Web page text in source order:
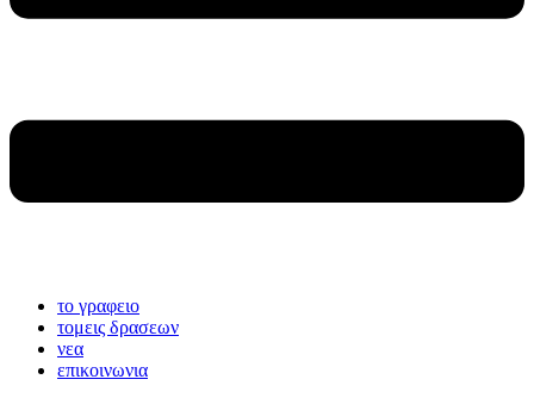
το γραφειο
τομεις δρασεων
νεα
επικοινωνια